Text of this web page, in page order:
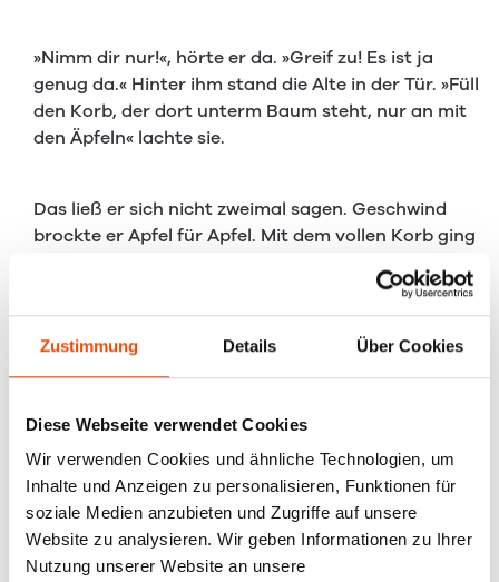
Zustimmung Details Über Cookies
Diese Webseite verwendet Cookies
Wir verwenden Cookies und ähnliche Technologien, um
Inhalte und Anzeigen zu personalisieren, Funktionen für
soziale Medien anzubieten und Zugriffe auf unsere
Website zu analysieren. Wir geben Informationen zu Ihrer
Nutzung unserer Website an unsere
»Nimm dir nur!«, hörte er da. »Greif zu! Es ist ja
genug da.« Hinter ihm stand die Alte in der Tür. »Füll
den Korb, der dort unterm Baum steht, nur an mit
den Äpfeln« lachte sie.
Das ließ er sich nicht zweimal sagen. Geschwind
brockte er Apfel für Apfel. Mit dem vollen Korb ging
»goldene Äpfel sind schön und gut. Aber wenn
deine Frau einen von den Äpfeln isst, dann wird sie
auf der Stelle wieder gesund!«
Nach all dem, was er gerade erlebt hatte, spürte
war. Aber so recht konnte er es doch nicht glauben.
»Wenn das wirklich stimmt«, meinte er, »dann
könntest du mir keine größere Freude machen. Ich
danke dir.«